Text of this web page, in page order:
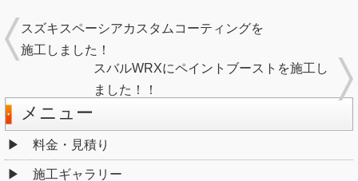
スズキスペーシアカスタムコーティングを
施工しました！
スバルWRXにペイントブーストを施工し
ました！！
メニュー
料金・見積り
施工ギャラリー